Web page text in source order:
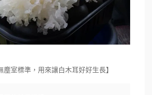
塵室標準，用來讓白木耳好好生長】